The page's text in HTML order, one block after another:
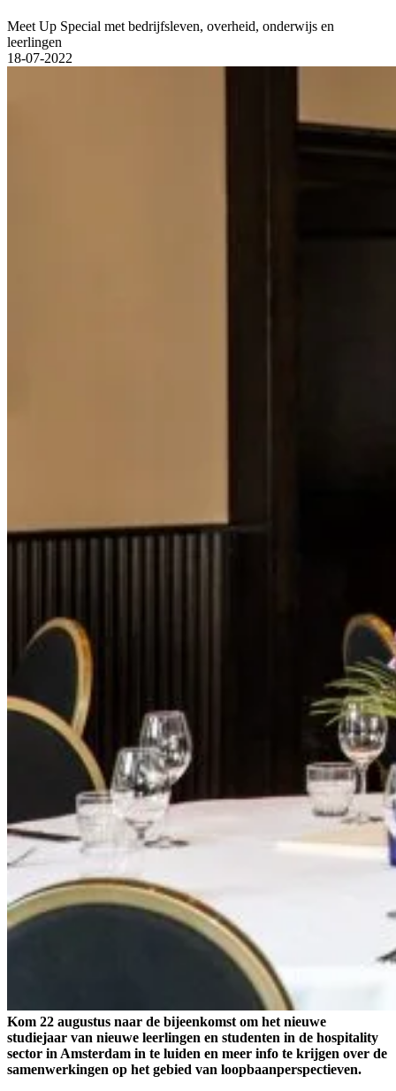
Meet Up Special met bedrijfsleven, overheid, onderwijs en
leerlingen
18-07-2022
Kom 22 augustus naar de bijeenkomst om het nieuwe
studiejaar van nieuwe leerlingen en studenten in de hospitality
sector in Amsterdam in te luiden en meer info te krijgen over de
samenwerkingen op het gebied van loopbaanperspectieven.